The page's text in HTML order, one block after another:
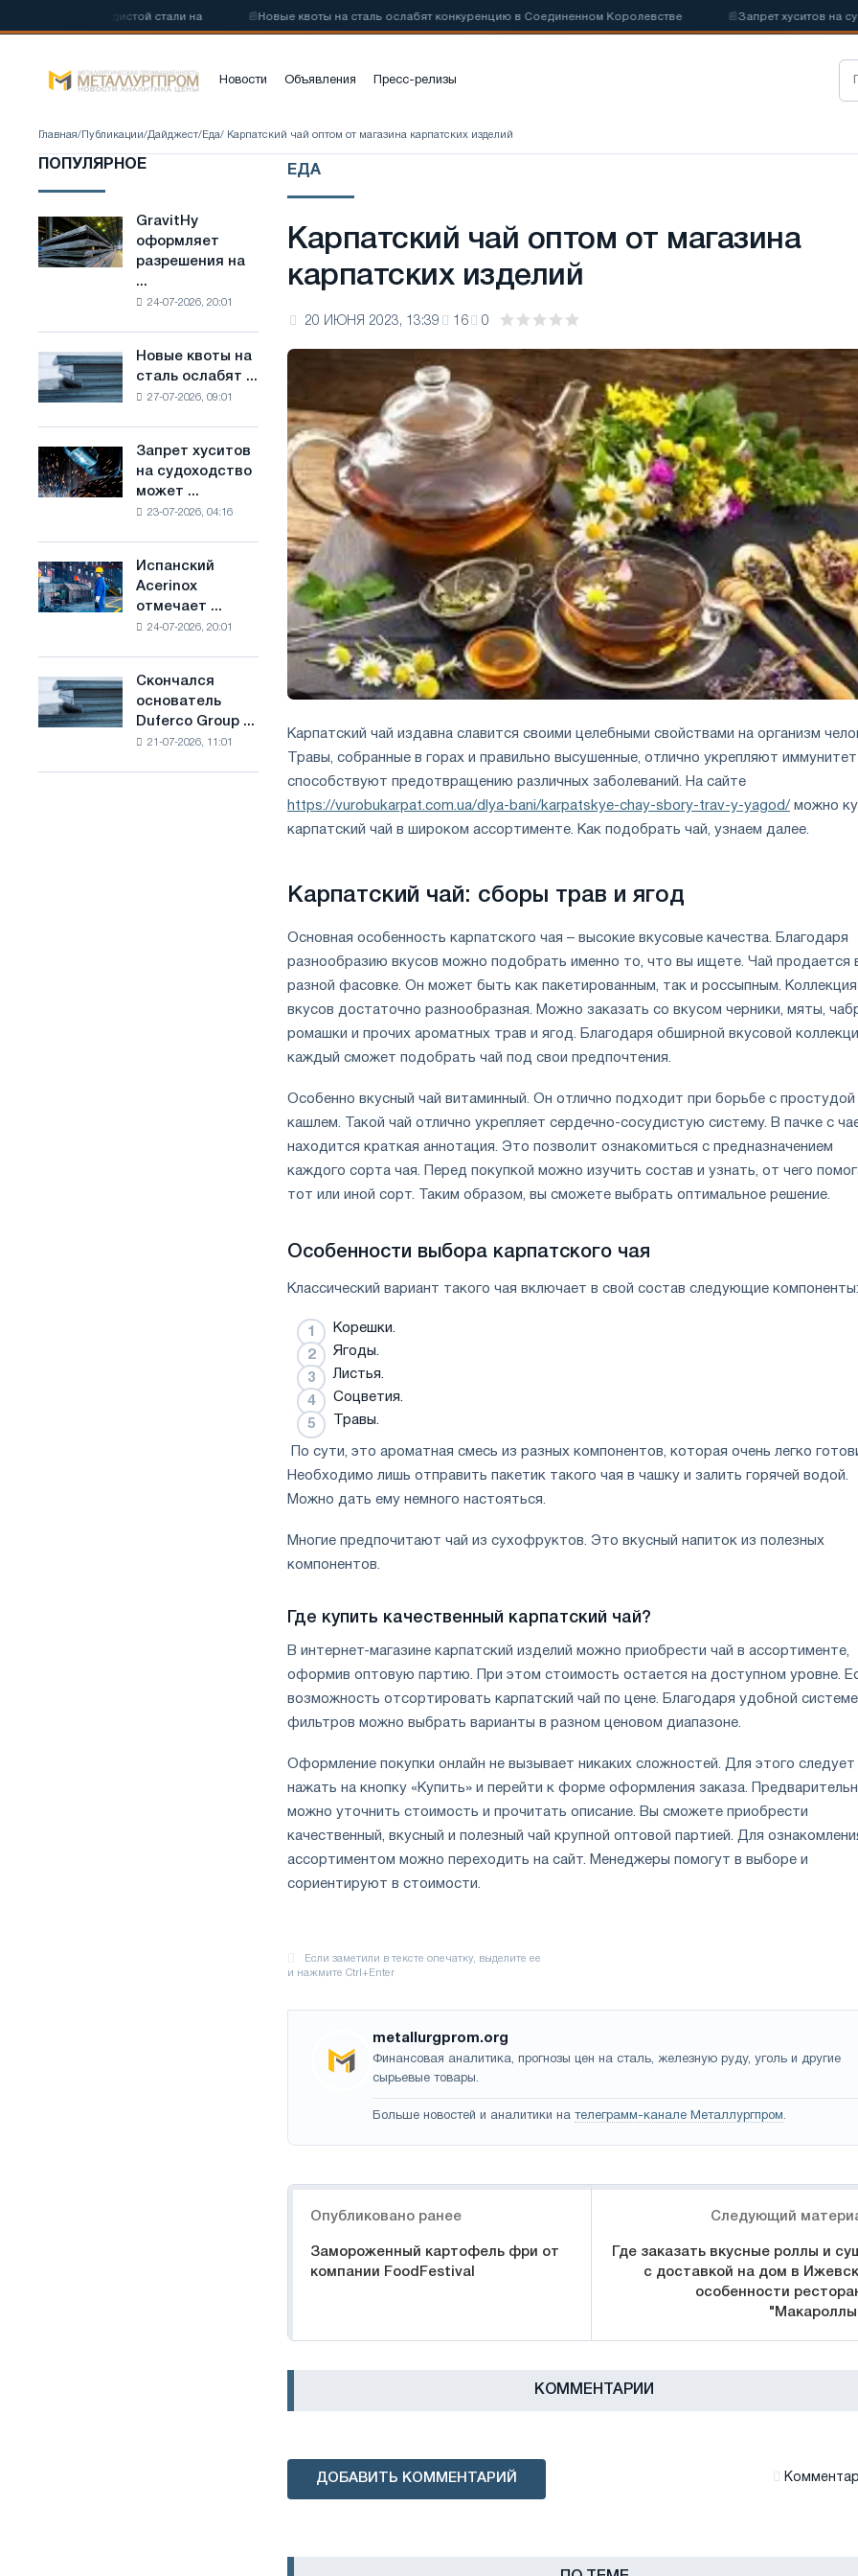
стали на 📰 Новые квоты на сталь ослабят конкуренцию в Соединенном Королевстве 📰 Запрет хуситов на
Новости Объявления Пресс-релизы
Главная/ Публикации/Дайджест/ Еда/ Карпатский чай оптом от магазина карпатских изделий
ПОПУЛЯРНОЕ
GravitHy
оформляет
разрешения
строительство
производству
низкоуглеродистой
на
основе
водорода
во
GravitHy
оформляет
разрешения на
...
24-07-2026, 20:01
Новые
квоты
на
конкуренцию
в
Новые квоты на
сталь ослабят ...
27-07-2026, 09:01
Запрет
хуситов
на
импорт
Саудовской
Запрет хуситов
на судоходство
может ...
23-07-2026, 04:16
Испанский
Acerinox
отмечает
положительную
втором
полугодии
мерам
Испанский
Acerinox
отмечает ...
24-07-2026, 20:01
Скончался
основатель
Duferco
Скончался
основатель
Duferco Group ...
21-07-2026, 11:01
ЕДА
Карпатский чай оптом от магазина
карпатских изделий
20 ИЮНЯ 2023, 13:39 16 0
Карпатский чай издавна славится своими целебными свойствами на организм
Травы, собранные в горах и правильно высушенные, отлично укрепляют иммунитет
способствуют предотвращению различных заболеваний. На сайте
https://vurobukarpat.com.ua/dlya-bani/karpatskye-chay-sbory-trav-y-yagod/ можно
карпатский чай в широком ассортименте. Как подобрать чай, узнаем далее.
Карпатский чай: сборы трав и ягод
Основная особенность карпатского чая – высокие вкусовые качества. Благодаря
разнообразию вкусов можно подобрать именно то, что вы ищете. Чай продается
разной фасовке. Он может быть как пакетированным, так и россыпным. Коллекция
вкусов достаточно разнообразная. Можно заказать со вкусом черники, мяты,
ромашки и прочих ароматных трав и ягод. Благодаря обширной вкусовой
каждый сможет подобрать чай под свои предпочтения.
Особенно вкусный чай витаминный. Он отлично подходит при борьбе с простудой
кашлем. Такой чай отлично укрепляет сердечно-сосудистую систему. В пачке с
находится краткая аннотация. Это позволит ознакомиться с предназначением
каждого сорта чая. Перед покупкой можно изучить состав и узнать, от чего
тот или иной сорт. Таким образом, вы сможете выбрать оптимальное решение.
Особенности выбора карпатского чая
Классический вариант такого чая включает в свой состав следующие компоненты:
Корешки.
Ягоды.
Листья.
Соцветия.
Травы.
По сути, это ароматная смесь из разных компонентов, которая очень легко
Необходимо лишь отправить пакетик такого чая в чашку и залить горячей водой.
Можно дать ему немного настояться.
Многие предпочитают чай из сухофруктов. Это вкусный напиток из полезных
компонентов.
Где купить качественный карпатский чай?
В интернет-магазине карпатский изделий можно приобрести чай в ассортименте,
оформив оптовую партию. При этом стоимость остается на доступном уровне.
возможность отсортировать карпатский чай по цене. Благодаря удобной системе
фильтров можно выбрать варианты в разном ценовом диапазоне.
Оформление покупки онлайн не вызывает никаких сложностей. Для этого следует
нажать на кнопку «Купить» и перейти к форме оформления заказа.
можно уточнить стоимость и прочитать описание. Вы сможете приобрести
качественный, вкусный и полезный чай крупной оптовой партией. Для
ассортиментом можно переходить на сайт. Менеджеры помогут в выборе и
сориентируют в стоимости.
metallurgprom.org
Финансовая аналитика, прогнозы цен на сталь, железную руду, уголь и другие
сырьевые товары.
Больше новостей и аналитики на телеграмм-канале Металлургпром.
Опубликовано ранее
Замороженный картофель фри от
компании FoodFestival
Следующий
Где заказать вкусные роллы и
с доставкой на дом в
особенности
КОММЕНТАРИИ
ДОБАВИТЬ КОММЕНТАРИЙ